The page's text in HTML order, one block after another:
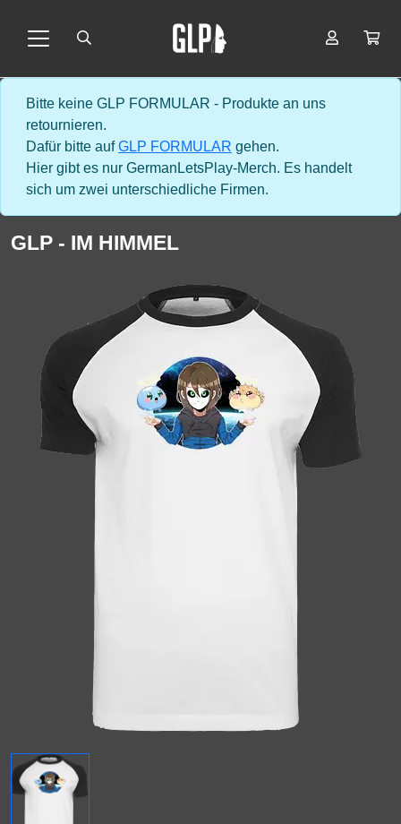
Bitte keine GLP FORMULAR - Produkte an uns
retournieren.
Dafür bitte aufGLP FORMULAR gehen.
Hier gibt es nur GermanLetsPlay-Merch. Es handelt
sich um zwei unterschiedliche Firmen.
GLP - IM HIMMEL